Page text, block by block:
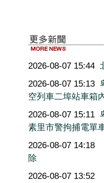
2026-08-07 15:44
2026-08-07 15:13
空列車二埠站車箱
2026-08-07 15:11
素里市警拘捕電單
2026-08-07 14:18
除
2026-08-07 13:52